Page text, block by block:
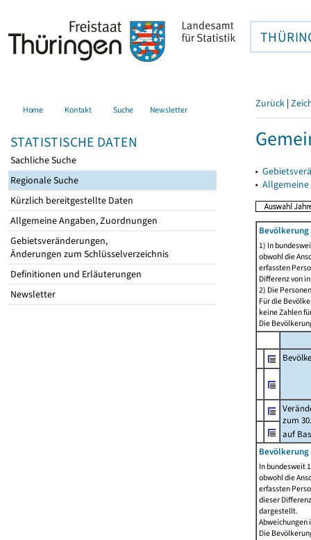
Home Kontakt Suche Newsletter
STATISTISCHE DATEN
Sachliche Suche
Regionale Suche
Kürzlich bereitgestellte Daten
Allgemeine Angaben, Zuordnungen
Gebietsveränderungen,
Änderungen zum Schlüsselverzeichnis
Definitionen und Erläuterungen
Newsletter
Zurück |
▸
▸
1) In
obwohl die
erfassten
Differenz von
2) Die
Für die
keine Zahlen
Die
zum
auf
Bevölkerung
In bundesweit
obwohl die
erfassten
dieser
dargestellt.
Abweichungen
Die